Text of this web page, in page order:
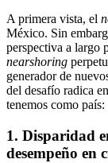
A primera vista, el
México. Sin
perspectiva a largo
nearshoring
generador de
del desafío radica
tenemos como país:
1. Disparidad
desempeño en